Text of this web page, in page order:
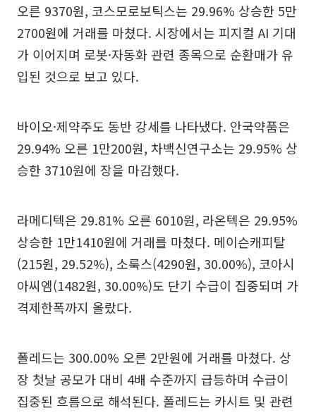
오른 9370원, 코스모로보틱스는 29.96% 상승한 5만
2700원에 거래를 마쳤다. 시장에서는 피지컬 AI 기대
가 이어지며 로봇·자동화 관련 종목으로 순환매가 유
입된 것으로 보고 있다.
바이오·제약주도 동반 강세를 나타냈다. 안국약품은
29.94% 오른 1만200원, 차백신연구소는 29.95% 상
승한 3710원에 장을 마감했다.
라메디텍은 29.81% 오른 6010원, 라온텍은 29.95%
상승한 1만1410원에 거래를 마쳤다. 메이슨캐피탈
(215원, 29.52%), 소룩스(4290원, 30.00%), 코아시
아씨엠(1482원, 30.00%)도 단기 수급이 집중되며 가
격제한폭까지 올랐다.
폴레드는 300.00% 오른 2만원에 거래를 마쳤다. 상
장 첫날 공모가 대비 4배 수준까지 급등하며 수급이
집중된 흐름으로 해석된다. 폴레드는 카시트 및 관련